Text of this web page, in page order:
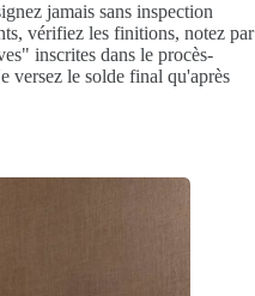
jamais sans inspection
vérifiez les finitions, notez par
inscrites dans le procès-
versez le solde final qu'après